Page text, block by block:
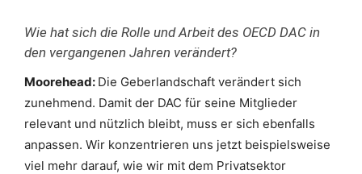
Wie hat sich die Rolle und Arbeit des OECD DAC in
den vergangenen Jahren verändert?
Moorehead: Die Geberlandschaft verändert sich
zunehmend. Damit der DAC für seine Mitglieder
relevant und nützlich bleibt, muss er sich ebenfalls
anpassen. Wir konzentrieren uns jetzt beispielsweise
viel mehr darauf, wie wir mit dem Privatsektor